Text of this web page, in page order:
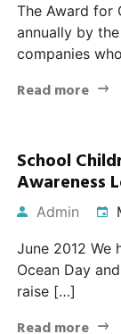
The Award for
annually by
companies
Read more
School
Awareness
Admin
June 2012 We
Ocean Day
raise […]
Read more